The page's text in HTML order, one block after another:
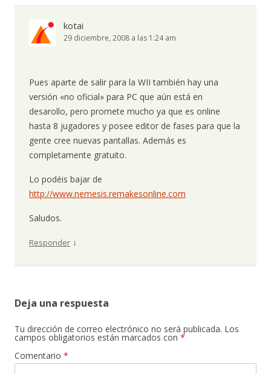
kotai
29 diciembre, 2008 a las 1:24 am
Pues aparte de salir para la WII también hay una
versión «no oficial» para PC que aún está en
desarollo, pero promete mucho ya que es online
hasta 8 jugadores y posee editor de fases para que la
gente cree nuevas pantallas. Además es
completamente gratuito.
Lo podéis bajar de
http://www.nemesis.remakesonline.com
Saludos.
Responder ↓
Deja una respuesta
Tu dirección de correo electrónico no será publicada. Los
campos obligatorios están marcados con *
Comentario *